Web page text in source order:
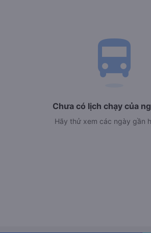
directions_bus
Chưa có lịch chạy của
Hãy thử xem các ngày gần